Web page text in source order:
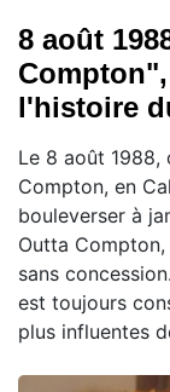
8 août
l'histoire
Le 8 août 1988,
Compton, en
bouleverser à
Outta Compton,
sans
est toujours
plus influentes